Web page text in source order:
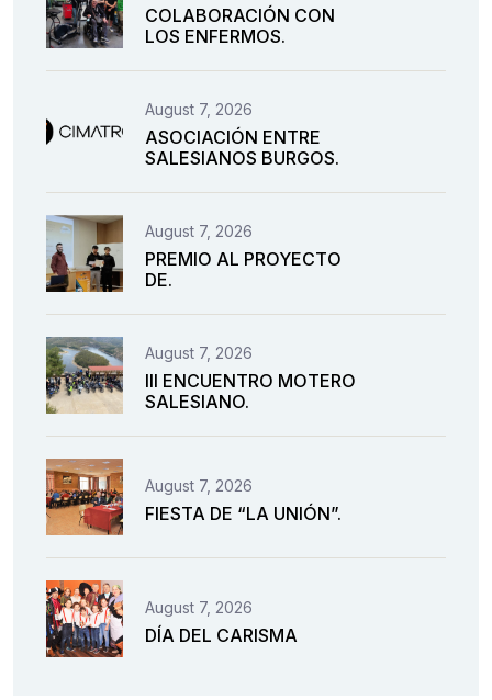
COLABORACIÓN CON
LOS ENFERMOS.
August 7, 2026
ASOCIACIÓN ENTRE
SALESIANOS BURGOS.
August 7, 2026
PREMIO AL PROYECTO
DE.
August 7, 2026
III ENCUENTRO MOTERO
SALESIANO.
August 7, 2026
FIESTA DE “LA UNIÓN”.
August 7, 2026
DÍA DEL CARISMA